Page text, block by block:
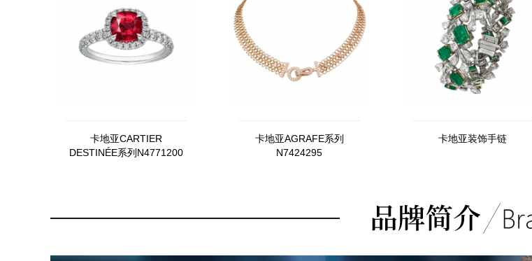
卡地亚CARTIER
DESTINÉE系列N4771200
卡地亚AGRAFE系列
N7424295
卡地亚装饰手链